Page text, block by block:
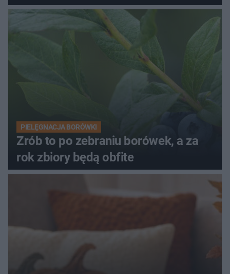
PIELĘGNACJA BORÓWKI
Zrób to po zebraniu borówek, a za
rok zbiory będą obfite